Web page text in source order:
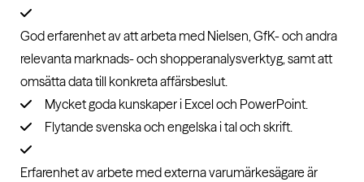
God erfarenhet av att arbeta med Nielsen, GfK- och andra
relevanta marknads- och shopperanalysverktyg, samt att
omsätta data till konkreta affärsbeslut.
Mycket goda kunskaper i Excel och PowerPoint.
Flytande svenska och engelska i tal och skrift.
Erfarenhet av arbete med externa varumärkesägare är